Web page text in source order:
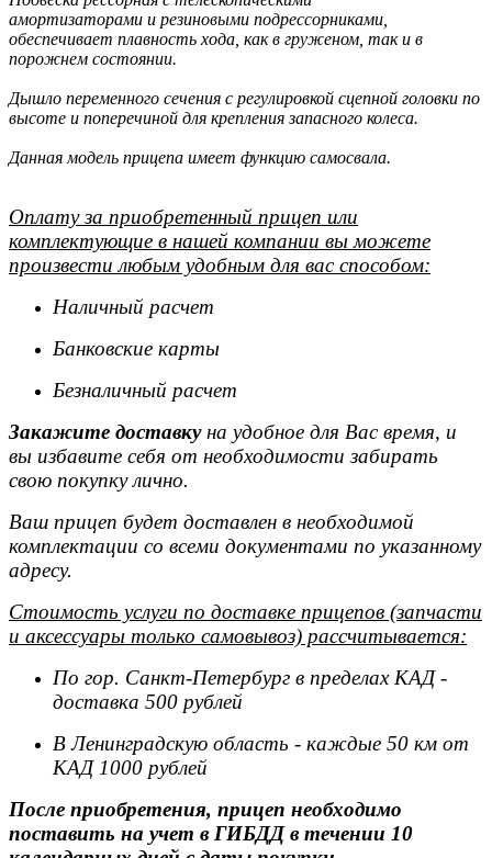
амортизаторами и резиновыми подрессорниками,
обеспечивает плавность хода, как в груженом, так и в
порожнем состоянии.
Дышло переменного сечения с регулировкой сцепной головки по
высоте и поперечиной для крепления запасного колеса.
Данная модель прицепа имеет функцию самосвала.
Оплату за приобретенный прицеп или
комплектующие в нашей компании вы можете
произвести любым удобным для вас способом:
Наличный расчет
Банковские карты
Безналичный расчет
Закажите доставкуна удобное для Вас время, и
вы избавите себя от необходимости забирать
свою покупку лично.
Ваш прицеп будет доставлен в необходимой
комплектации со всеми документами по указанному
адресу.
Стоимость услуги по доставке прицепов (запчасти
и аксессуары только самовывоз) рассчитывается:
По гор. Санкт-Петербург в пределах КАД -
доставка 500 рублей
В Ленинградскую область - каждые 50 км от
КАД 1000 рублей
После приобретения, прицеп необходимо
поставить на учет в ГИБДД в течении 10